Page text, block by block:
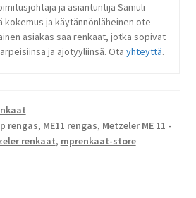
ja asiantuntija Samuli
kokemus ja käytännönläheinen ote
asiakas saa renkaat, jotka sopivat
ja ajotyyliinsä. Ota yhteyttä.
rengas, ME11 rengas, Metzeler ME 11 -
renkaat, mprenkaat-store